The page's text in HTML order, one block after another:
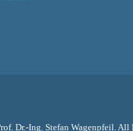
Dr.-Ing. Stefan Wagenpfeil .